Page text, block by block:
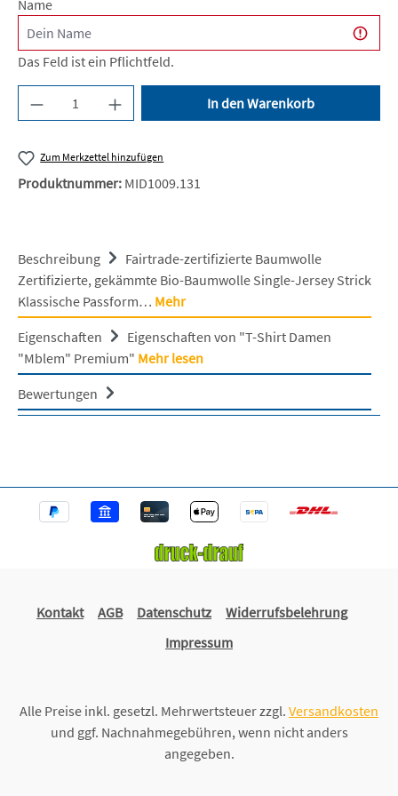
Name
Das Feld ist ein Pflichtfeld.
Produkt Anzahl: Gib den gewünschten Wert
In den Warenkorb
Zum Merkzettel hinzufügen
Produktnummer: MID1009.131
Beschreibung
Fairtrade-zertifizierte Baumwolle
Zertifizierte, gekämmte Bio-Baumwolle Single-Jersey Strick
Klassische Passform… Mehr
Eigenschaften
Eigenschaften von "T-Shirt Damen
"Mblem" Premium" Mehr lesen
Bewertungen
Kontakt AGB Datenschutz
Widerrufsbelehrung
Impressum
Alle Preise inkl. gesetzl. Mehrwertsteuer zzgl. Versandkosten
und ggf. Nachnahmegebühren, wenn nicht anders
angegeben.